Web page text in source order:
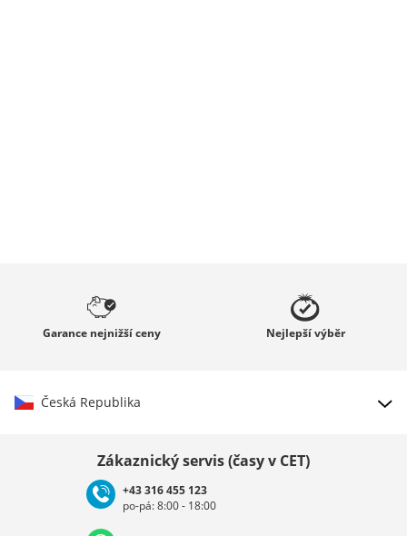
Garance nejnižší ceny Nejlepšívýběr
Česká Republika
Deutschland Österreich
Zákaznický servis (časy v CET)
+43 316 455 123
po-pá: 8:00 - 18:00